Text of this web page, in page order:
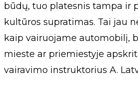
būdų, tuo platesnis tampa ir
kultūros supratimas. Tai jau
kaip vairuojame automobilį,
mieste ar priemiestyje
vairavimo instruktorius A.